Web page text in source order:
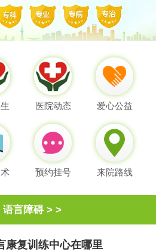
医院动态 爱心公益
预约挂号 来院路线
语言障碍> >
康复训练中心在哪里